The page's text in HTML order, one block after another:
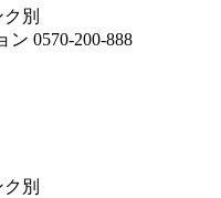
別
0570-200-888
別